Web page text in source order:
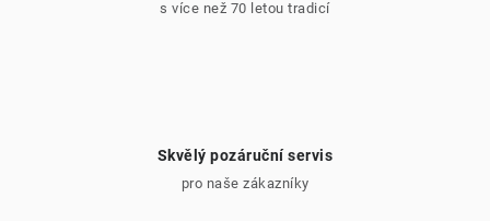
s více než 70 letou tradicí
Skvělý pozáruční servis
pro naše zákazníky